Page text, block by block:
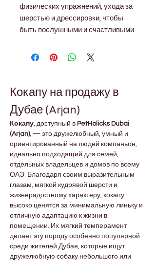
физических упражнений, ухода за
шерстью и дрессировки, чтобы
быть послушными и счастливыми.
Кокапу на продажу в
Дубае (Arjan)
Кокапу, доступный в PetHolicks Dubai
(Arjan), — это дружелюбный, умный и
ориентированный на людей компаньон,
идеально подходящий для семей,
отдельных владельцев и домов по всему
ОАЭ. Благодаря своим выразительным
глазам, мягкой кудрявой шерсти и
жизнерадостному характеру, кокапу
высоко ценятся за минимальную линьку и
отличную адаптацию к жизни в
помещении. Их мягкий темперамент
делает эту породу особенно популярной
среди жителей Дубая, которые ищут
дружелюбную собаку небольшого или